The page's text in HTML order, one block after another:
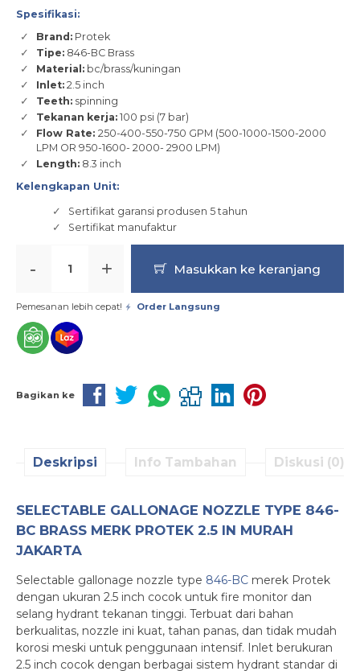
Spesifikasi:
Brand: Protek
Tipe: 846-BC Brass
Material: bc/brass/kuningan
Inlet: 2.5 inch
Teeth: spinning
Tekanan kerja: 100 psi (7 bar)
Flow Rate: 250-400-550-750 GPM (500-1000-1500-2000
LPM OR 950-1600- 2000- 2900 LPM)
Length: 8.3 inch
Kelengkapan Unit:
Sertifikat garansi produsen 5 tahun
Sertifikat manufaktur
- + Masukkan ke keranjang
Pemesanan lebih cepat! Order Langsung
Bagikan ke
Deskripsi Info Tambahan Diskusi (0)
SELECTABLE GALLONAGE NOZZLE TYPE 846-
BC BRASS MERK PROTEK 2.5 IN MURAH
JAKARTA
Selectable gallonage nozzle type 846-BC merek Protek
dengan ukuran 2.5 inch cocok untuk fire monitor dan
selang hydrant tekanan tinggi. Terbuat dari bahan
berkualitas, nozzle ini kuat, tahan panas, dan tidak mudah
korosi meski untuk penggunaan intensif. Inlet berukuran
2.5 inch cocok dengan berbagai sistem hydrant standar di